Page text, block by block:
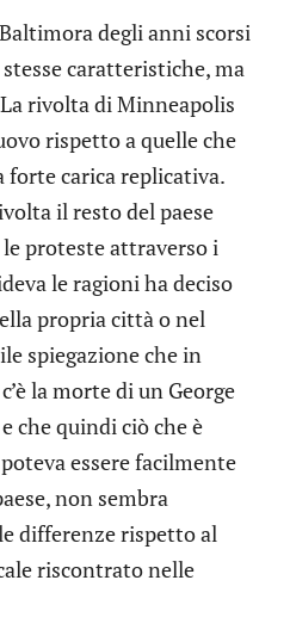
degli anni scorsi
caratteristiche, ma
rivolta di Minneapolis
rispetto a quelle che
forte carica replicativa.
il resto del paese
proteste attraverso i
le ragioni ha deciso
propria città o nel
spiegazione che in
la morte di un George
che quindi ciò che è
essere facilmente
non sembra
differenze rispetto al
riscontrato nelle